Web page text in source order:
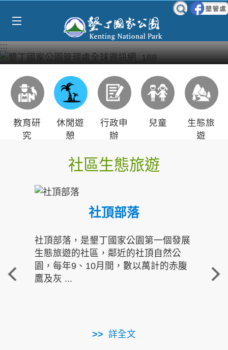
:::
教育研
究
休閒遊
憩
行政申
辦
兒童
生態旅
遊
社區生態旅遊
社頂部落
社頂部落，是墾丁國家公園第一個發展
生態旅遊的社區，鄰近的社頂自然公
園，每年9、10月間，數以萬計的赤腹
鷹及灰 ...
詳全文
重
走進